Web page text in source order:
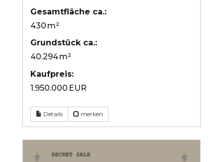
Gesamtfläche ca.:
430 m²
Grund­stück ca.:
40.294 m²
Kaufpreis:
1.950.000 EUR
Details merken